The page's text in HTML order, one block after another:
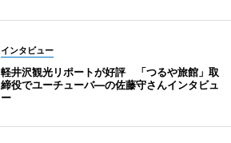
インタビュー
軽井沢観光リポートが好評 「つるや旅館」取
締役でユーチューバ―の佐藤守さんインタビュ
ー